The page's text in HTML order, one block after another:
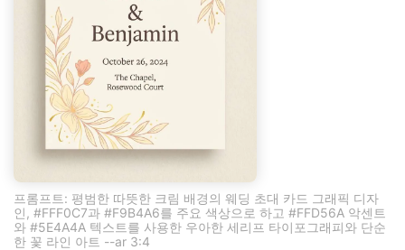
프롬프트: 평범한 따뜻한 크림 배경의 웨딩 초대 카드 그래픽 디자
인, #FFF0C7과 #F9B4A6를 주요 색상으로 하고 #FFD56A 악센트
와 #5E4A4A 텍스트를 사용한 우아한 세리프 타이포그래피와 단순
한 꽃 라인 아트 --ar 3:4